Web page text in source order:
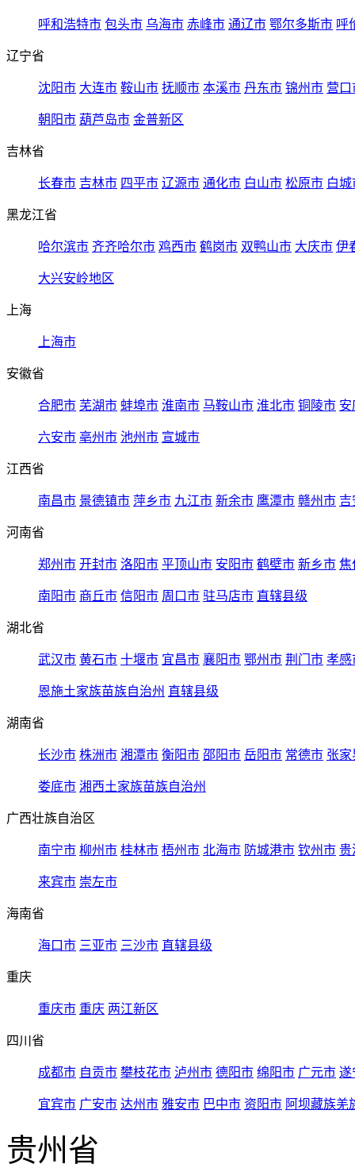
呼和浩特市 包头市 乌海市 赤峰市 通辽市 鄂尔多斯市 呼
辽宁省
沈阳市 大连市 鞍山市 抚顺市 本溪市 丹东市 锦州市 营口
朝阳市 葫芦岛市 金普新区
吉林省
长春市 吉林市 四平市 辽源市 通化市 白山市 松原市 白城
黑龙江省
哈尔滨市 齐齐哈尔市 鸡西市 鹤岗市 双鸭山市 大庆市 伊
大兴安岭地区
上海
上海市
安徽省
合肥市 芜湖市 蚌埠市 淮南市 马鞍山市 淮北市 铜陵市 安
六安市 亳州市 池州市 宣城市
江西省
南昌市 景德镇市 萍乡市 九江市 新余市 鹰潭市 赣州市 吉
河南省
郑州市 开封市 洛阳市 平顶山市 安阳市 鹤壁市 新乡市 焦
南阳市 商丘市 信阳市 周口市 驻马店市 直辖县级
湖北省
武汉市 黄石市 十堰市 宜昌市 襄阳市 鄂州市 荆门市 孝感
恩施土家族苗族自治州 直辖县级
湖南省
长沙市 株洲市 湘潭市 衡阳市 邵阳市 岳阳市 常德市 张家
娄底市 湘西土家族苗族自治州
广西壮族自治区
南宁市 柳州市 桂林市 梧州市 北海市 防城港市 钦州市 贵
来宾市 崇左市
海南省
海口市 三亚市 三沙市 直辖县级
重庆
重庆市 重庆 两江新区
四川省
成都市 自贡市 攀枝花市 泸州市 德阳市 绵阳市 广元市 遂
宜宾市 广安市 达州市 雅安市 巴中市 资阳市 阿坝藏族羌
贵州省